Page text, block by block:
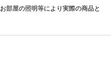
部屋の照明等により実際の商品と